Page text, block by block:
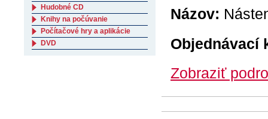
Názov:
Objednávací
Zobraziť
Hudobné CD
Knihy na počúvanie
Počítačové hry a aplikácie
DVD